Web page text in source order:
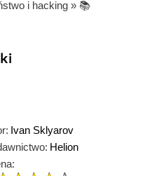
i hacking » 📚
Ivan Sklyarov
Helion